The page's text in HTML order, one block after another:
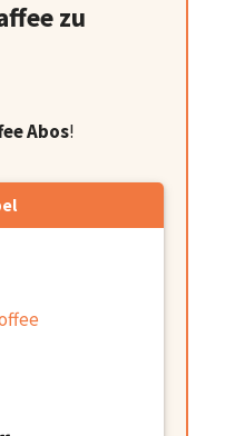
zu
Abos!